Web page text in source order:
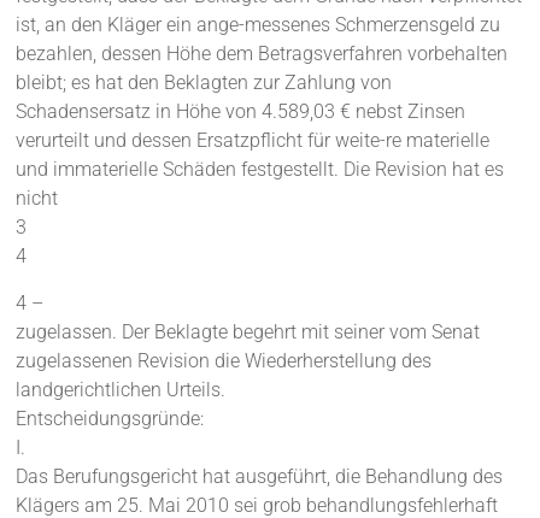
ist, an den Kläger ein ange-messenes Schmerzensgeld zu
bezahlen, dessen Höhe dem Betragsverfahren vorbehalten
bleibt; es hat den Beklagten zur Zahlung von
Schadensersatz in Höhe von 4.589,03 € nebst Zinsen
verurteilt und dessen Ersatzpflicht für weite-re materielle
und immaterielle Schäden festgestellt. Die Revision hat es
nicht
3
4
4 –
zugelassen. Der Beklagte begehrt mit seiner vom Senat
zugelassenen Revision die Wiederherstellung des
landgerichtlichen Urteils.
Entscheidungsgründe:
I.
Das Berufungsgericht hat ausgeführt, die Behandlung des
Klägers am 25. Mai 2010 sei grob behandlungsfehlerhaft